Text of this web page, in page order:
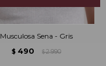
Musculosa Sena - Gris
$ 490 $ 2.990